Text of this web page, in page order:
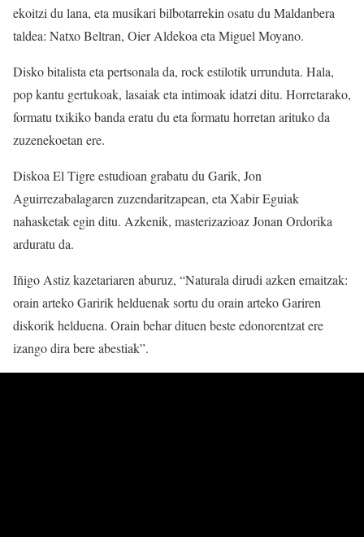
ekoitzi du lana, eta musikari bilbotarrekin osatu du Maldanbera
taldea: Natxo Beltran, Oier Aldekoa eta Miguel Moyano.
Disko bitalista eta pertsonala da, rock estilotik urrunduta. Hala,
pop kantu gertukoak, lasaiak eta intimoak idatzi ditu. Horretarako,
formatu txikiko banda eratu du eta formatu horretan arituko da
zuzenekoetan ere.
Diskoa El Tigre estudioan grabatu du Garik, Jon
Aguirrezabalagaren zuzendaritzapean, eta Xabir Eguiak
nahasketak egin ditu. Azkenik, masterizazioaz Jonan Ordorika
arduratu da.
Iñigo Astiz kazetariaren aburuz, “Naturala dirudi azken emaitzak:
orain arteko Garirik helduenak sortu du orain arteko Gariren
diskorik helduena. Orain behar dituen beste edonorentzat ere
izango dira bere abestiak”.